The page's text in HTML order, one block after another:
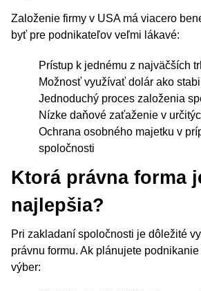
Založenie firmy v USA má viacero
byť pre podnikateľov veľmi lákavé:
Prístup k jednému z najväčších
Možnosť využívať dolár ako
Jednoduchý proces založenia
Nízke daňové zaťaženie v
Ochrana osobného majetku v
spoločnosti
Ktorá právna forma
najlepšia?
Pri zakladaní spoločnosti je dôležité
právnu formu. Ak plánujete
výber: